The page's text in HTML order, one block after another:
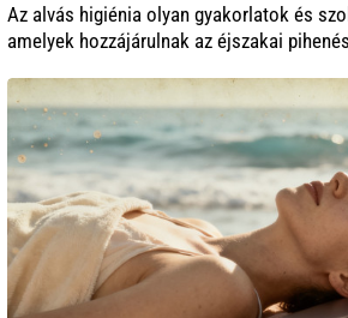
Az alvás higiénia olyan gyakorlatok és
amelyek hozzájárulnak az éjszakai
túlterheltség a mindenn..